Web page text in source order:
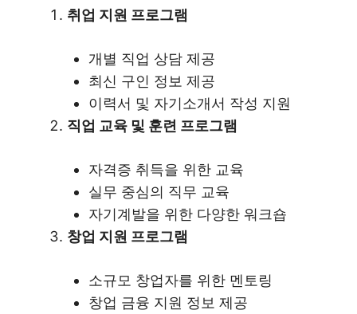
취업 지원 프로그램
개별 직업 상담 제공
최신 구인 정보 제공
이력서 및 자기소개서 작성 지원
직업 교육 및 훈련 프로그램
자격증 취득을 위한 교육
실무 중심의 직무 교육
자기계발을 위한 다양한 워크숍
창업 지원 프로그램
소규모 창업자를 위한 멘토링
창업 금융 지원 정보 제공